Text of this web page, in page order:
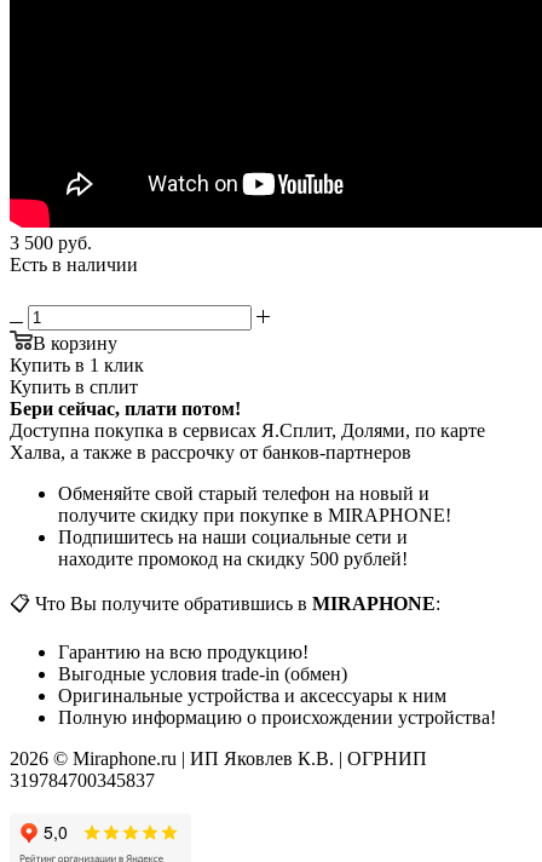
3 500 руб.
Есть в наличии
В корзину
Купить в 1 клик
Купить в сплит
Бери сейчас, плати потом!
Доступна покупка в сервисах Я.Сплит, Долями, по карте
Халва, а также в рассрочку от банков-партнеров
Обменяйте свой старый телефон на новый и
получите скидку при покупке в MIRAPHONE!
Подпишитесь на наши социальные сети и
находите промокод на скидку 500 рублей!
📋 Что Вы получите обратившись в MIRAPHONE:
Гарантию на всю продукцию!
Выгодные условия trade-in (обмен)
Оригинальные устройства и аксессуары к ним
Полную информацию о происхождении устройства!
2026 © Miraphone.ru | ИП Яковлев К.В. | ОГРНИП
319784700345837